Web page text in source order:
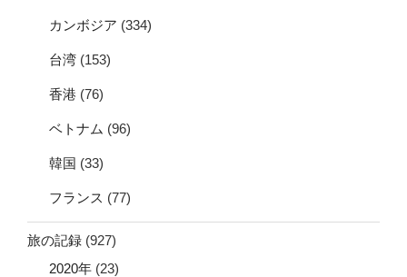
カンボジア (334)
台湾 (153)
香港 (76)
ベトナム (96)
韓国 (33)
フランス (77)
旅の記録 (927)
2020年 (23)